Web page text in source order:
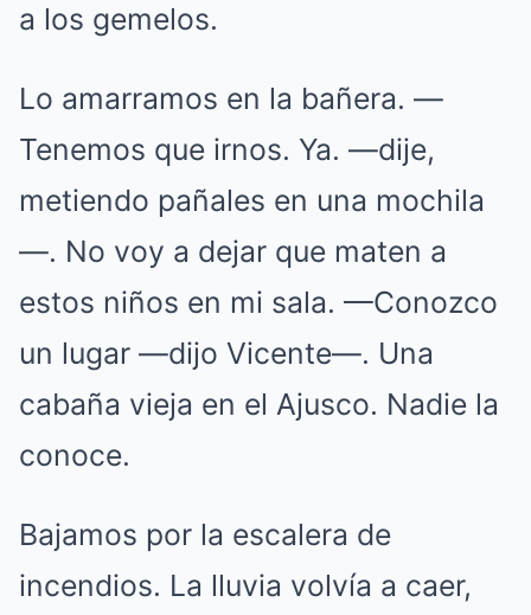
a los gemelos.
Lo amarramos en la bañera. —
Tenemos que irnos. Ya. —dije,
metiendo pañales en una mochila
—. No voy a dejar que maten a
estos niños en mi sala. —Conozco
un lugar —dijo Vicente—. Una
cabaña vieja en el Ajusco. Nadie la
conoce.
Bajamos por la escalera de
incendios. La lluvia volvía a caer,